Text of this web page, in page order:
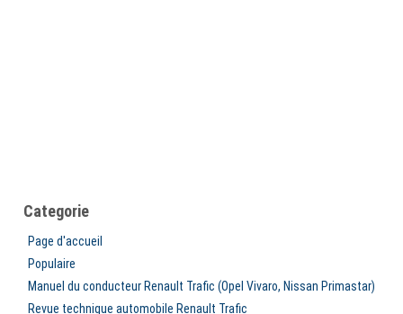
Categorie
Page d'accueil
Populaire
Manuel du conducteur Renault Trafic (Opel Vivaro, Nissan Primastar)
Revue technique automobile Renault Trafic